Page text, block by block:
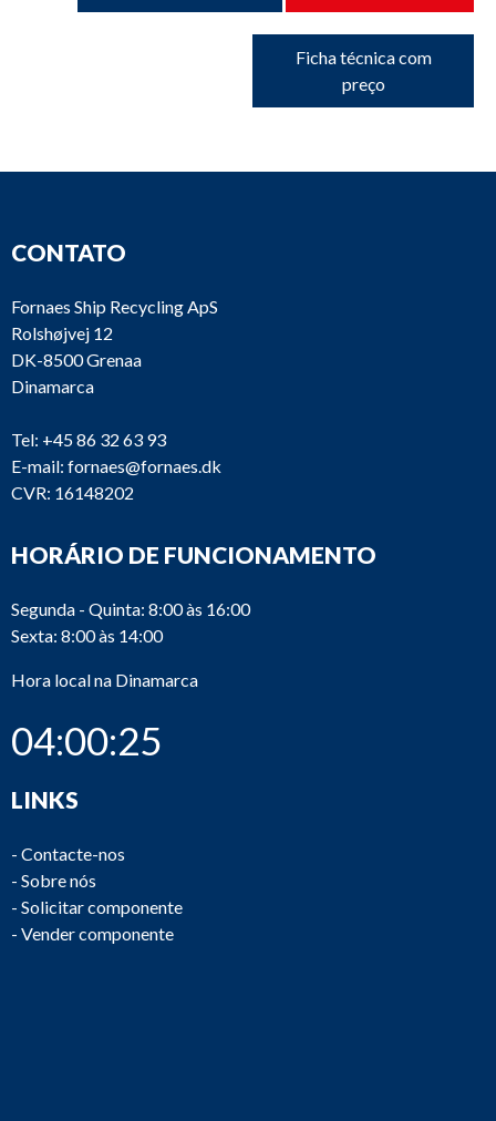
Ficha técnica com
preço
CONTATO
Fornaes Ship Recycling ApS
Rolshøjvej 12
DK-8500 Grenaa
Dinamarca
Tel: +45 86 32 63 93
E-mail: fornaes@fornaes.dk
CVR: 16148202
HORÁRIO DE FUNCIONAMENTO
Segunda - Quinta: 8:00 às 16:00
Sexta: 8:00 às 14:00
Hora local na Dinamarca
04:00:25
LINKS
- Contacte-nos
- Sobre nós
- Solicitar componente
- Vender componente